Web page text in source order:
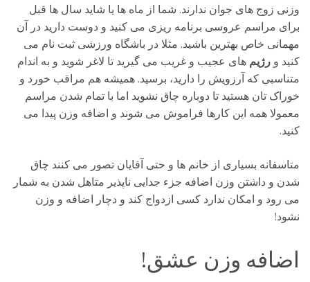
وزنی زوج های جوان ندارند. شما از ماه ها یا شاید سال ها قبل
برای مراسم عروسی برنامه ریزی می کنید و دوست دارید در آن
مهمانی خاص بهترین باشید. مثلا در باشگاه ورزشی ثبت نام می
کنید و رژیم های عجیب و غریب می گیرید تا لاغر شوید و به اندام
متناسبی که آرزویش را دارید، برسید. همیشه هم مراقب خورد و
خوراک تان هستید تا دوباره چاق نشوید اما با تمام شدن مراسم
معمولا همه این کارها فراموش می شوند و اضافه وزن پیدا می
کنید.
متاسفانه بسیاری از خانم ها و حتی آقایان تصور می کنند چاق
شدن و داشتن وزن اضافه جزء جدایی ناپذیر متاهل شدن به شمار
می رود و امکان ندارد کسی ازدواج کند و دچار اضافه و وزن
نشود!
اضافه وزن عشق!